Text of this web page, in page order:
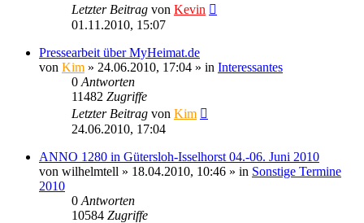
Letzter Beitrag von Kevin
01.11.2010, 15:07
Pressearbeit über MyHeimat.de
von Kim » 24.06.2010, 17:04 » in Interessantes
0 Antworten
11482 Zugriffe
Letzter Beitrag von Kim
24.06.2010, 17:04
ANNO 1280 in Gütersloh-Isselhorst 04.-06. Juni 2010
von wilhelmtell » 18.04.2010, 10:46 » in Sonstige Termine
2010
0 Antworten
10584 Zugriffe